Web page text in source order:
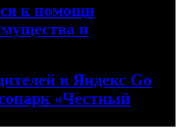
к помощи
и
в Яндекс Go
«Честный